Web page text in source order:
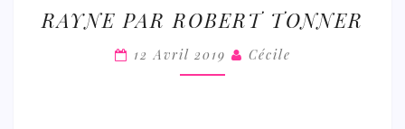
PAR
ROBERT
TONNER
RAYNE PAR ROBERT TONNER
12 Avril 2019 Cécile